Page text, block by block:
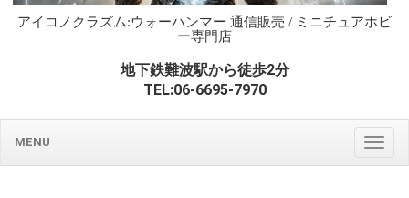
アイコノクラズム:ウォーハンマー 通信販売 / ミニチュアホビ
ー専門店
地下鉄難波駅から徒歩2分
TEL:06-6695-7970
MENU